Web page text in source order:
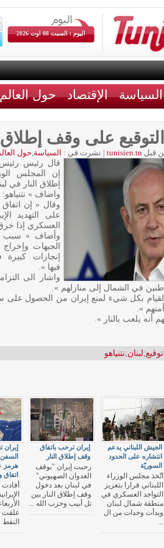
اليوم : السبت 08 اوت 2026
السياسة الإقتصاد حول
التوقيع على وقف إطلاق
قبلtunisien.tn
| نشرت في : السياسة,حول
قال رئيس رئيس
إن المجلس
إطلاق النار في
واضاف »
وقال « إن اتفاق
على التهديد
العسكري إذا
وأضاف « سبب
الجبهات
إنجازات
فيها ».
واشار الى
في الشمال إلى منازلهم ».
بكل شيء لمنع إيران من الحصول على
».
أنه يلعب بالنار ».
توقيع;لبنان;نتنياهو
إيران
هرمز
اتفاق
علقت
إيران ترحب باتفاق
وقف إطلاق النار
رحبت إيران "بوقف
العدوان الصهيوني"
في لبنان بعد دخول
وقف إطلاق النار بين
تل أبيب وحزب الله ...
الجيش اللبناني يدعم
انتشاره على الحدود
السوريّة
اتّخذ مجلس الوزراء
اللبناني قرارا بتعزيز
التواجد العسكري في
منطقة شمال لبنان
وبدأت وحدات من ال
...